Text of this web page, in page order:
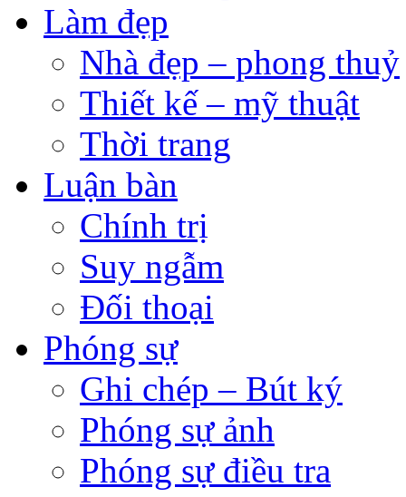
Làm đẹp
Nhà đẹp – phong thuỷ
Thiết kế – mỹ thuật
Thời trang
Luận bàn
Chính trị
Suy ngẫm
Đối thoại
Phóng sự
Ghi chép – Bút ký
Phóng sự ảnh
Phóng sự điều tra